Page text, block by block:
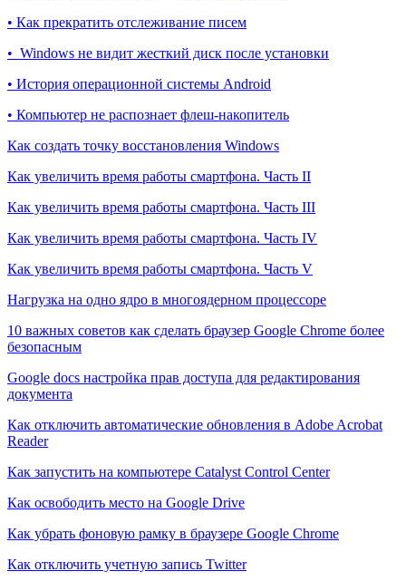
• Как прекратить отслеживание писем
• Windows не видит жесткий диск после установки
• История операционной системы Android
• Компьютер не распознает флеш-накопитель
Как создать точку восстановления Windows
Как увеличить время работы смартфона. Часть II
Как увеличить время работы смартфона. Часть III
Как увеличить время работы смартфона. Часть IV
Как увеличить время работы смартфона. Часть V
Нагрузка на одно ядро в многоядерном процессоре
10 важных советов как сделать браузер Google Chrome более
безопасным
Google docs настройка прав доступа для редактирования
документа
Как отключить автоматические обновления в Adobe Acrobat
Reader
Как запустить на компьютере Catalyst Control Center
Как освободить место на Google Drive
Как убрать фоновую рамку в браузере Google Chrome
Как отключить учетную запись Twitter